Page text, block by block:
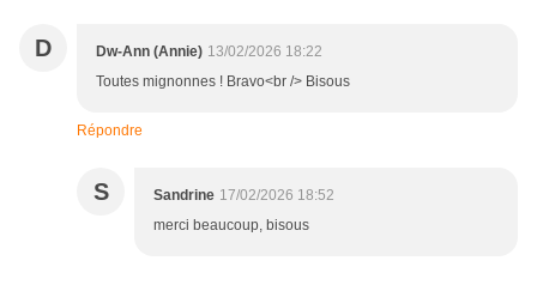
D Dw-Ann (Annie) 13/02/2026 18:22
Toutes mignonnes ! Bravo<br /> Bisous
Répondre
S Sandrine 17/02/2026 18:52
merci beaucoup, bisous